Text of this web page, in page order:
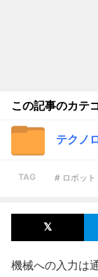
この記事のカテ
テクノ
TAG # ロボット
機械への入力は